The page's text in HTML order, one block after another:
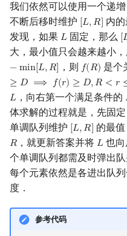
我们依然可以使用一个递
不断后移时维护 [𝐿,𝑅]
[L,R]
内
发现，如果 𝐿
L固定，那么 [[
大，最小值只会越来越小
−min[𝐿,𝑅] ，则 𝑓(𝑅)
f(R) 是个
≥ 𝐷 ⟹ 𝑓(𝑟) ≥ 𝐷,𝑅 < 𝑟
𝐿
L，向右第一个满足条件的
体求解的过程就是，先固定
单调队列维护 [𝐿,𝑅]
[L,R] 的最
𝑅
R ，就更新答案并将 𝐿
L 也
个单调队列都需及时弹出
每个元素依然是各进出队
度．
参考代码